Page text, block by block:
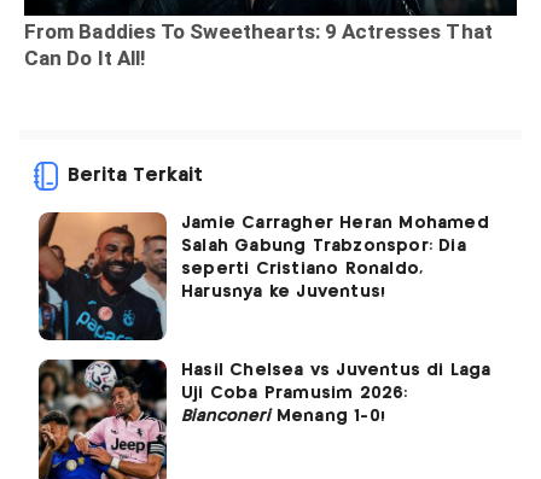
Berita Terkait
Jamie Carragher Heran Mohamed
Salah Gabung Trabzonspor: Dia
seperti Cristiano Ronaldo,
Harusnya ke Juventus!
Hasil Chelsea vs Juventus di Laga
Uji Coba Pramusim 2026:
BianconeriMenang 1-0!